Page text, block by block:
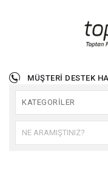
MÜŞTERI DESTEK
KATEGORILER